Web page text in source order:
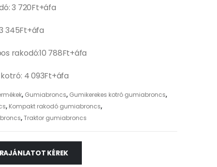
3 720Ft+áfa
345Ft+áfa
rakodó:10 788Ft+áfa
4 093Ft+áfa
, Gumiabroncs, Gumikerekes kotró gumiabroncs,
, Kompakt rakodó gumiabroncs,
,Traktor gumiabroncs
KÉREK